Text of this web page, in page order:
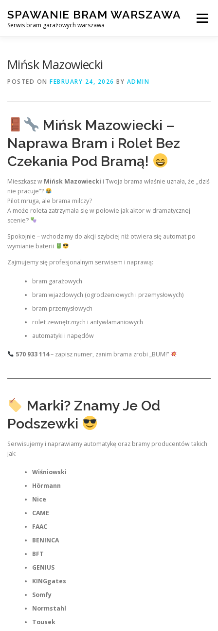
content
SPAWANIE BRAM WARSZAWA
Serwis bram garażowych warszawa
Menu
Mińsk Mazowiecki
POSTED ON FEBRUARY 24, 2026 BY ADMIN
Mińsk Mazowiecki –
Naprawa Bram i Rolet Bez
Czekania Pod Bramą!
Mieszkasz w Mińsk Mazowiecki i Twoja brama właśnie uznała, że „dziś
nie pracuje”?
Pilot mruga, ale brama milczy?
A może roleta zatrzymała się w połowie jak aktor w dramatycznej
scenie?
Spokojnie – wchodzimy do akcji szybciej niż otwiera się automat po
wymianie baterii
Zajmujemy się profesjonalnym serwisem i naprawą:
bram garażowych
bram wjazdowych (ogrodzeniowych i przemysłowych)
bram przemysłowych
rolet zewnętrznych i antywłamaniowych
automatyki i napędów
570 933 114– zapisz numer, zanim brama zrobi „BUM!”
Marki? Znamy Je Od
Podszewki
Serwisujemy i naprawiamy automatykę oraz bramy producentów takich
jak:
Wiśniowski
Hörmann
Nice
CAME
FAAC
BENINCA
BFT
GENIUS
KINGgates
Somfy
Normstahl
Tousek